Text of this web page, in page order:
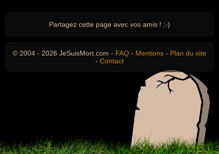
Partagez cette page avec vos amis ! ;-)
© 2004 - 2026 JeSuisMort.com - FAQ - Mentions - Plan du site
- Contact